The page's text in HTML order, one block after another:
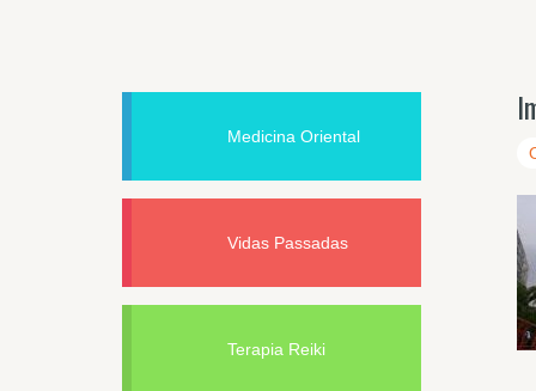
Medicina Oriental
Vidas Passadas
Terapia Reiki